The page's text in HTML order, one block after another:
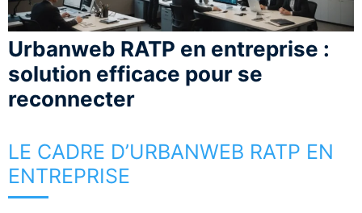
Urbanweb RATP en entreprise :
solution efficace pour se
reconnecter
LE CADRE D’URBANWEB RATP EN
ENTREPRISE